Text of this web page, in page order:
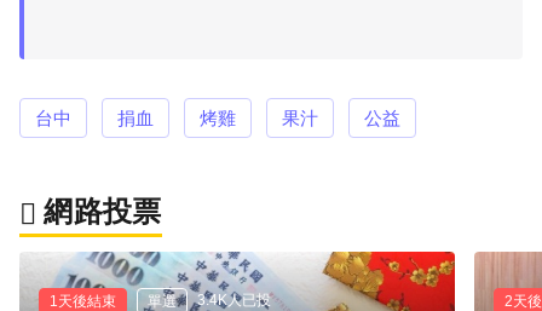
台中 捐血 烤雞 果汁 公益
網路投票
1天後結束 單選 3.4K人已投 2天